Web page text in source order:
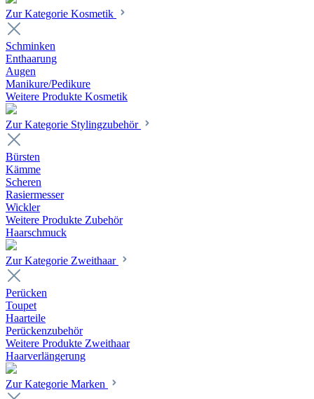
Zur Kategorie Kosmetik
Schminken
Enthaarung
Augen
Manikure/Pedikure
Weitere Produkte Kosmetik
Zur Kategorie Stylingzubehör
Bürsten
Kämme
Scheren
Rasiermesser
Wickler
Weitere Produkte Zubehör
Haarschmuck
Zur Kategorie Zweithaar
Perücken
Toupet
Haarteile
Perückenzubehör
Weitere Produkte Zweithaar
Haarverlängerung
Zur Kategorie Marken